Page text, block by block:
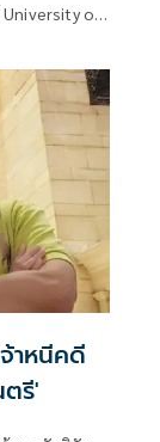
of
าหนีคดี
รี'